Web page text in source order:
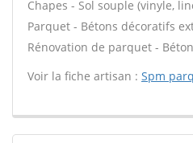
Chapes - Sol souple (vinyle,
Parquet - Bétons décoratifs
Rénovation de parquet -
Voir la fiche artisan : Spm